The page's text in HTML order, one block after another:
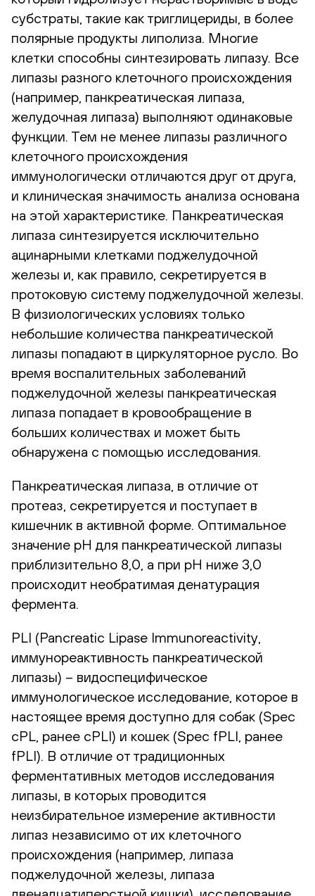
субстраты, такие как триглицериды, в более
полярные продукты липолиза. Многие
клетки способны синтезировать липазу. Все
липазы разного клеточного происхождения
(например, панкреатическая липаза,
желудочная липаза) выполняют одинаковые
функции. Тем не менее липазы различного
клеточного происхождения
иммунологически отличаются друг от друга,
и клиническая значимость анализа основана
на этой характеристике. Панкреатическая
липаза синтезируется исключительно
ацинарными клетками поджелудочной
железы и, как правило, секретируется в
протоковую систему поджелудочной железы.
В физиологических условиях только
небольшие количества панкреатической
липазы попадают в циркуляторное русло. Во
время воспалительных заболеваний
поджелудочной железы панкреатическая
липаза попадает в кровообращение в
больших количествах и может быть
обнаружена с помощью исследования.
Панкреатическая липаза, в отличие от
протеаз, секретируется и поступает в
кишечник в активной форме. Оптимальное
значение рН для панкреатической липазы
приблизительно 8,0, а при рН ниже 3,0
происходит необратимая денатурация
фермента.
PLI (Pancreatic Lipase Immunoreactivity,
иммунореактивность панкреатической
липазы) – видоспецифическое
иммунологическое исследование, которое в
настоящее время доступно для собак (Spec
cPL, ранее cPLI) и кошек (Spec fPLI, ранее
fPLI). В отличие от традиционных
ферментативных методов исследования
липазы, в которых проводится
неизбирательное измерение активности
липаз независимо от их клеточного
происхождения (например, липаза
поджелудочной железы, липаза